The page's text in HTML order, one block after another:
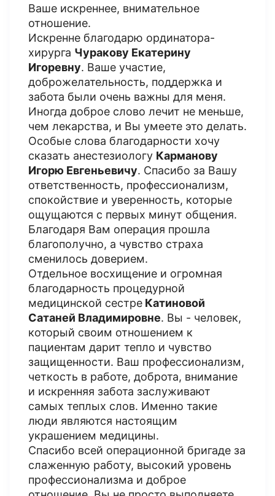
Ваше искреннее, внимательное
отношение.
Искренне благодарю ординатора-
хирурга Чуракову Екатерину
Игоревну. Ваше участие,
доброжелательность, поддержка и
забота были очень важны для меня.
Иногда доброе слово лечит не меньше,
чем лекарства, и Вы умеете это делать.
Особые слова благодарности хочу
сказать анестезиологу Карманову
Игорю Евгеньевичу. Спасибо за Вашу
ответственность, профессионализм,
спокойствие и уверенность, которые
ощущаются с первых минут общения.
Благодаря Вам операция прошла
благополучно, а чувство страха
сменилось доверием.
Отдельное восхищение и огромная
благодарность процедурной
медицинской сестре Катиновой
Сатаней Владимировне. Вы - человек,
который своим отношением к
пациентам дарит тепло и чувство
защищенности. Ваш профессионализм,
четкость в работе, доброта, внимание
и искренняя забота заслуживают
самых теплых слов. Именно такие
люди являются настоящим
украшением медицины.
Спасибо всей операционной бригаде за
слаженную работу, высокий уровень
профессионализма и доброе